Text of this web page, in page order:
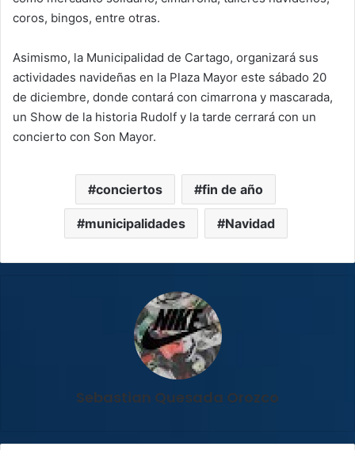
coros, bingos, entre otras.
Asimismo, la Municipalidad de Cartago, organizará sus
actividades navideñas en la Plaza Mayor este sábado 20
de diciembre, donde contará con cimarrona y mascarada,
un Show de la historia Rudolf y la tarde cerrará con un
concierto con Son Mayor.
conciertos fin de año
municipalidades Navidad
Sebastian Quesada Orozco